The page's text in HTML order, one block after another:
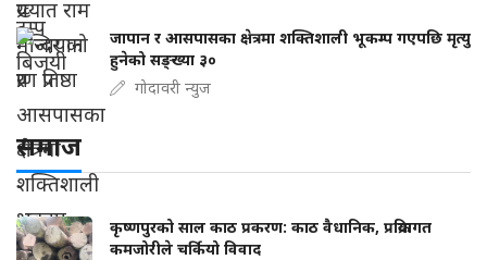
जापान र आसपासका क्षेत्रमा शक्तिशाली भूकम्प गएपछि मृत्यु
हुनेको सङ्ख्या ३०
गोदावरी न्युज
समाज
कृष्णपुरको साल काठ प्रकरण: काठ वैधानिक, प्रक्रियागत
कमजोरीले चर्कियो विवाद